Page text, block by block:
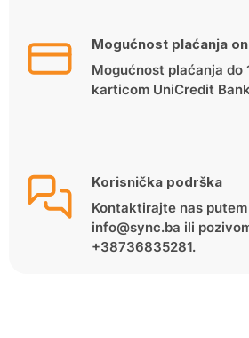
Mogućnost plaćanja
Mogućnost plaćanja do
karticom UniCredit
Korisnička podrška
Kontaktirajte nas
info@sync.ba ili
+38736835281.